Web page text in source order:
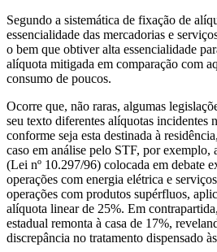
Segundo a sistemática de fixação de
essencialidade das mercadorias e
o bem que obtiver alta essencialidade
alíquota mitigada em comparação com
consumo de poucos.
Ocorre que, não raras, algumas
seu texto diferentes alíquotas incidentes
conforme seja esta destinada à
caso em análise pelo STF, por exemplo,
(Lei nº 10.297/96) colocada em debate
operações com energia elétrica e
operações com produtos supérfluos,
alíquota linear de 25%. Em
estadual remonta à casa de 17%,
discrepância no tratamento dispensado